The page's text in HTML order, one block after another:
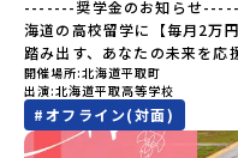
なんだろう？” “自分だった
に考える時間も、このプログ
会う人や体験が、自分の「好
せん。この町でしかできない
でみませんか？体験のおすす
定）＜１日目＞（PM）「オ
「有田工業高校見学」 -陶芸
-------奨学金のお知らせ
海道の高校留学に【毎月2万
踏み出す、あなたの未来を
---------------------------＜体
部以上販売された大人気マン
に登場する町！北海道の「
してみませんか？「地元以外
開催場所 北海道平取町
出演 北海道平取高等学校
#オフライン(対面)